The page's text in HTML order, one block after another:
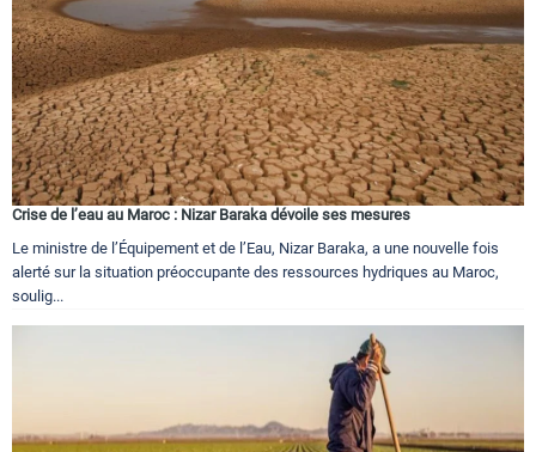
Crise de l’eau au Maroc : Nizar Baraka dévoile ses mesures
Le ministre de l’Équipement et de l’Eau, Nizar Baraka, a une nouvelle fois
alerté sur la situation préoccupante des ressources hydriques au Maroc,
soulig...